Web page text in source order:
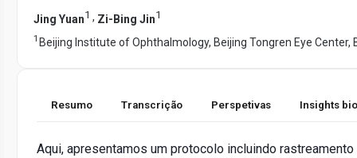
Jing Yuan1 , Zi-Bing Jin1
1 Beijing Institute of Ophthalmology, Beijing Tongren Eye Center,
Resumo Transcrição Perspetivas Insights
Aqui, apresentamos um protocolo incluindo